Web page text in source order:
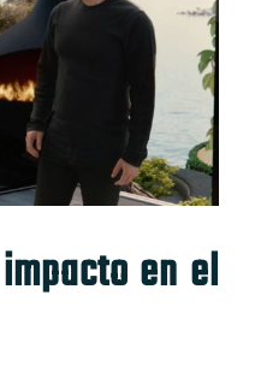
en el